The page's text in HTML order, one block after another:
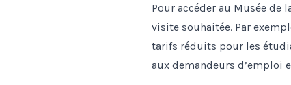
Pour accéder au Musée de
visite souhaitée. Par
tarifs réduits pour les
aux demandeurs d’emploi